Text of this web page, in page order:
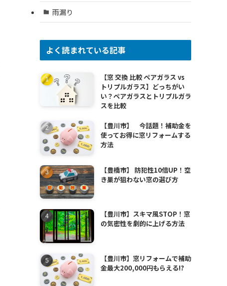
雨漏り
よく読まれている記事
【窓 交換 比較 ペアガラス vs
トリプルガラス】どっちがい
い？ペアガラスとトリプルガラ
スを比較
【豊川市】 今話題！補助金を
使ってお得に窓リフォームする
方法
【豊橋市】 防犯性10倍UP！空
き巣が狙わない窓の選び方
【豊川市】スキマ風STOP！窓
の気密性を劇的に上げる方法
【豊川市】窓リフォームで補助
金最大200,000円もらえる!?